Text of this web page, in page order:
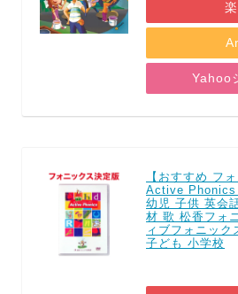
Yahoo
【おすすめ フ
Active Phonics
幼児 子供 英会
材 歌 松香フォ
ィブフォニッ
子ども 小学校